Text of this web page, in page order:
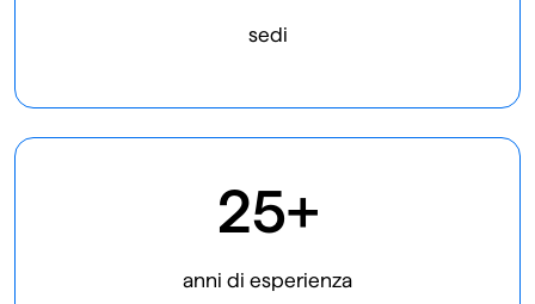
sedi
25+
anni di esperienza